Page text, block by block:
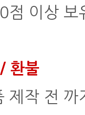
점 이상
환불
제작 전